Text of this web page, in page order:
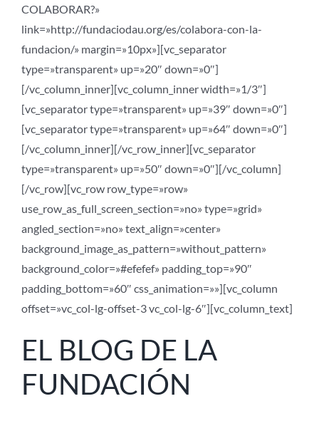
COLABORAR?»
link=»http://fundaciodau.org/es/colabora-con-la-
fundacion/» margin=»10px»][vc_separator
type=»transparent» up=»20″ down=»0″]
[/vc_column_inner][vc_column_inner width=»1/3″]
[vc_separator type=»transparent» up=»39″ down=»0″]
[vc_separator type=»transparent» up=»64″ down=»0″]
[/vc_column_inner][/vc_row_inner][vc_separator
type=»transparent» up=»50″ down=»0″][/vc_column]
[/vc_row][vc_row row_type=»row»
use_row_as_full_screen_section=»no» type=»grid»
angled_section=»no» text_align=»center»
background_image_as_pattern=»without_pattern»
background_color=»#efefef» padding_top=»90″
padding_bottom=»60″ css_animation=»»][vc_column
offset=»vc_col-lg-offset-3 vc_col-lg-6″][vc_column_text]
EL BLOG DE LA
FUNDACIÓN